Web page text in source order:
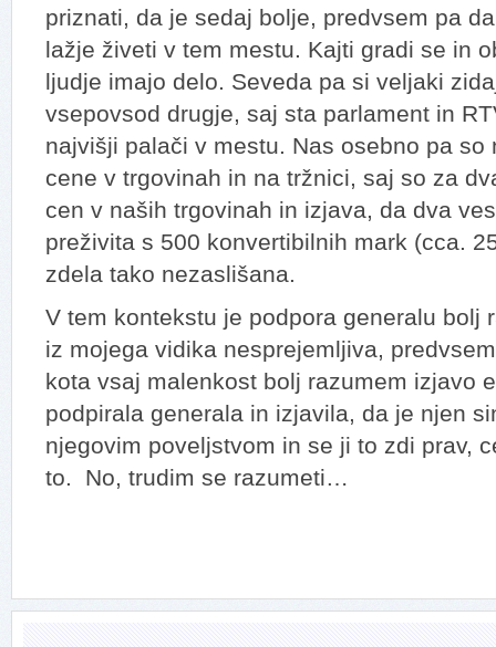
priznati, da je sedaj bolje, predvsem pa
lažje živeti v tem mestu. Kajti gradi se in
ljudje imajo delo. Seveda pa si veljaki
vsepovsod drugje, saj sta parlament in
najvišji palači v mestu. Nas osebno pa so
cene v trgovinah in na tržnici, saj so za
cen v naših trgovinah in izjava, da dva
preživita s 500 konvertibilnih mark (cca.
zdela tako nezaslišana.
V tem kontekstu je podpora generalu bolj
iz mojega vidika nesprejemljiva,
kota vsaj malenkost bolj razumem izjavo
podpirala generala in izjavila, da je njen
njegovim poveljstvom in se ji to zdi prav,
to. No, trudim se razumeti…